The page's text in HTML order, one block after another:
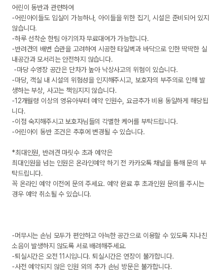
어린이 동반과 관련하여
-어린아이들도 입실이 가능하나, 아이들을 위한 집기, 시설은 준비되어 있지
않습니다.
-하루 선착순 한팀 아기의자 무료대여가 가능합니다.
-반려견의 배변 습관을 고려하여 시공한 타일벽과 바닥으로 인한 딱딱한 실
내공간과 모서리는 안전하지 않습니다.
-마당, 객실 내 시설의 위험성을 인지해주시고, 보호자의 부주의로 인해 발
생하는 부상, 사고는 책임지지 않습니다.
-12개월령 이상의 영유아부터 예약 인원수, 요금추가 비용 동일하게 해당됩
니다.
-이점 숙지해주시고 보호자님들의 각별한 케어를 부탁드립니다.
-어린아이 동반 조건은 추후에 변경될 수 있습니다.
*최대인원, 반려견 마릿수 초과 예약은
최대인원을 넘는 인원은 온라인예약 하기 전 카카오톡 채널을 통해 문의 부
탁드립니다.
꼭 온라인 예약 이전에 문의 주세요. 예약 완료 후 초과인원 문의를 주시는
경우 예약 취소될 수 있습니다.
-머무시는 손님 모두가 편안하고 아늑한 공간으로 이용할 수 있도록 지나친
소음이 발생하지 않도록 서로 배려해주세요.
-퇴실시간은 오전 11시입니다. 퇴실시간은 연장이 불가합니다.
-사전 예약되지 않은 인원 외의 추가 손님 방문은 불가합니다.